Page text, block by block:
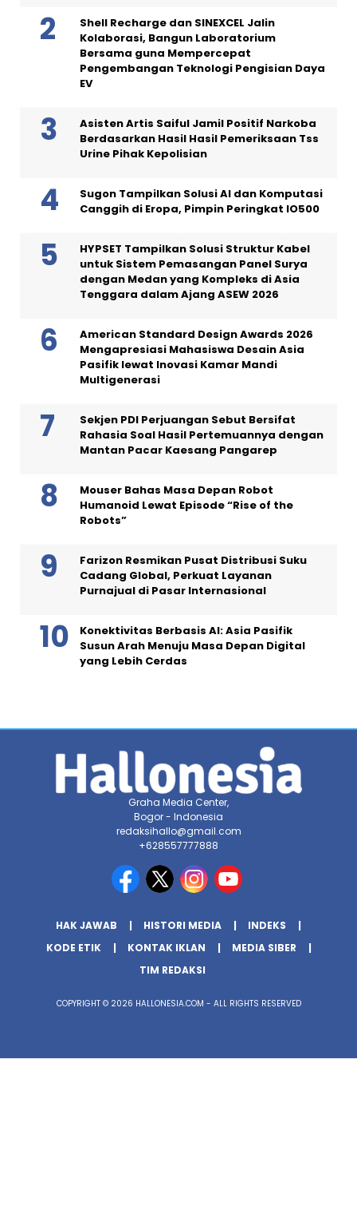
Shell Recharge dan SINEXCEL Jalin
Kolaborasi, Bangun Laboratorium
Bersama guna Mempercepat
Pengembangan Teknologi Pengisian Daya
EV
Asisten Artis Saiful Jamil Positif Narkoba
Berdasarkan Hasil Hasil Pemeriksaan Tss
Urine Pihak Kepolisian
Sugon Tampilkan Solusi AI dan Komputasi
Canggih di Eropa, Pimpin Peringkat IO500
HYPSET Tampilkan Solusi Struktur Kabel
untuk Sistem Pemasangan Panel Surya
dengan Medan yang Kompleks di Asia
Tenggara dalam Ajang ASEW 2026
American Standard Design Awards 2026
Mengapresiasi Mahasiswa Desain Asia
Pasifik lewat Inovasi Kamar Mandi
Multigenerasi
Sekjen PDI Perjuangan Sebut Bersifat
Rahasia Soal Hasil Pertemuannya dengan
Mantan Pacar Kaesang Pangarep
Mouser Bahas Masa Depan Robot
Humanoid Lewat Episode “Rise of the
Robots”
Farizon Resmikan Pusat Distribusi Suku
Cadang Global, Perkuat Layanan
Purnajual di Pasar Internasional
Konektivitas Berbasis AI: Asia Pasifik
Susun Arah Menuju Masa Depan Digital
yang Lebih Cerdas
Graha Media Center,
Bogor - Indonesia
redaksihallo@gmail.com
+628557777888
HAK JAWAB HISTORI MEDIA
INDEKS
KODE ETIK
KONTAK IKLAN
MEDIA SIBER
TIM REDAKSI
COPYRIGHT © 2026 HALLONESIA.COM - ALL RIGHTS RESERVED